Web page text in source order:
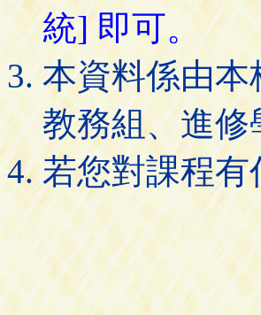
統] 即可。
本資料係由
教務組、進
若您對課程